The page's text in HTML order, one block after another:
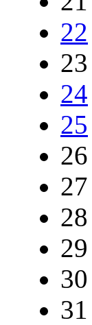
22
23
24
25
26
27
28
29
30
31